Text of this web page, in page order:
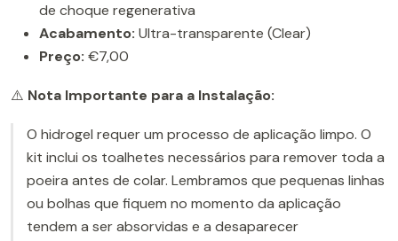
de choque regenerativa
Acabamento: Ultra-transparente (Clear)
Preço: €7,00
⚠️ Nota Importante para a Instalação:
O hidrogel requer um processo de aplicação limpo. O
kit inclui os toalhetes necessários para remover toda a
poeira antes de colar. Lembramos que pequenas linhas
ou bolhas que fiquem no momento da aplicação
tendem a ser absorvidas e a desaparecer